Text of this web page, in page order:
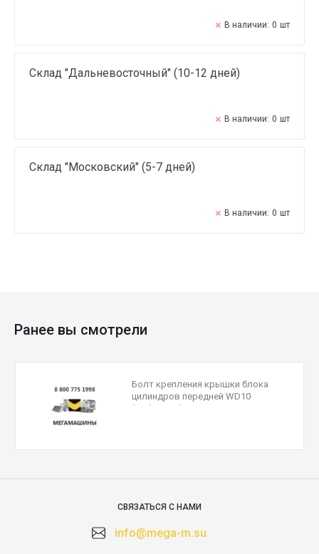
В наличии: 0 шт
Склад "Дальневосточный" (10-12 дней)
В наличии: 0 шт
Склад "Московский" (5-7 дней)
В наличии: 0 шт
Ранее вы смотрели
Болт крепления крышки блока
цилиндров передней WD10
(лобовины) 90011430008
СВЯЗАТЬСЯ С НАМИ
info@mega-m.su